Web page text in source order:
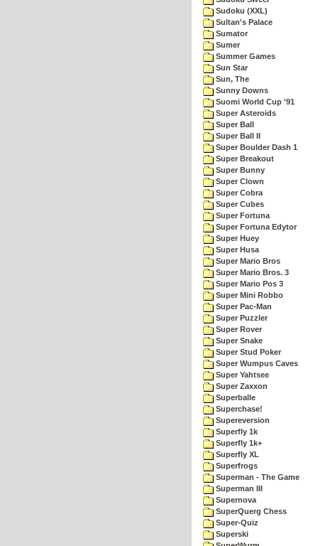
Sudoku (XXL)
Sultan's Palace
Sumator
Sumer
Summer Games
Sun Star
Sun, The
Sunny Downs
Suomi World Cup '91
Super Asteroids
Super Ball
Super Ball II
Super Boulder Dash 1
Super Breakout
Super Bunny
Super Clown
Super Cobra
Super Cubes
Super Fortuna
Super Fortuna Edytor
Super Huey
Super Husa
Super Mario Bros
Super Mario Bros. 3
Super Mario Pos 3
Super Mini Robbo
Super Pac-Man
Super Puzzler
Super Rover
Super Snake
Super Stud Poker
Super Wumpus Caves
Super Yahtsee
Super Zaxxon
Superballe
Superchase!
Supereversion
Superfly 1k
Superfly 1k+
Superfly XL
Superfrogs
Superman - The Game
Superman III
Supernova
SuperQuerg Chess
Super-Quiz
Superski